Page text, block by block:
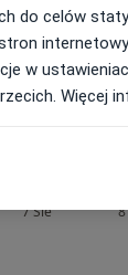
7 Sie 8
do celów
w
Więcej